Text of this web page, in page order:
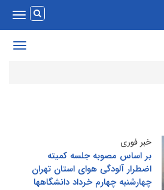
Toggle
Toggle
خبر فوری
بر اساس مصوبه جلسه کمیته
اضطرار آلودگی هوای استان تهران
چهارشنبه چهارم خرداد دانشگاهها